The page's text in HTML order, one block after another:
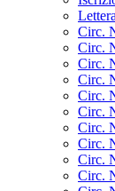
Circ.
Circ.
Circ.
Circ.
Circ.
Circ.
Circ.
Circ.
Circ.
Circ.